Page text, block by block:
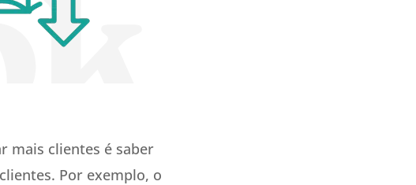
mais clientes é saber
Por exemplo, o